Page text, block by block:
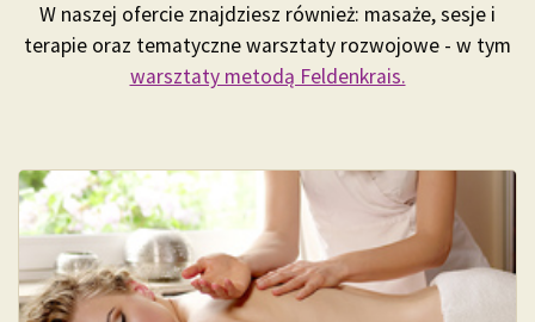
W naszej ofercie znajdziesz również: masaże, sesje i
terapie oraz tematyczne warsztaty rozwojowe - w tym
warsztaty metodą Feldenkrais.